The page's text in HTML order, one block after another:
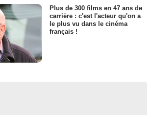
Plus de 300 films en 47 ans de
carrière : c'est l'acteur qu'on a
le plus vu dans le cinéma
français !